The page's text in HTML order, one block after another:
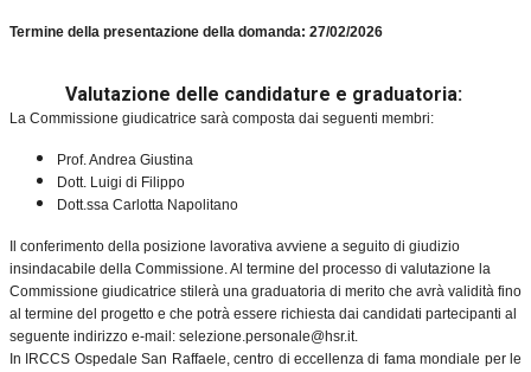
Termine della presentazione della domanda: 27/02/2026
Valutazione delle candidature e graduatoria:
La Commissione giudicatrice sarà composta dai seguenti membri:
Prof. Andrea Giustina
Dott. Luigi di Filippo
Dott.ssa Carlotta Napolitano
Il conferimento della posizione lavorativa avviene a seguito di giudizio
insindacabile della Commissione. Al termine del processo di valutazione la
Commissione giudicatrice stilerà una graduatoria di merito che avrà validità fino
al termine del progetto e che potrà essere richiesta dai candidati partecipanti al
seguente indirizzo e-mail: selezione.personale@hsr.it.
In IRCCS Ospedale San Raffaele, centro di eccellenza di fama mondiale per le